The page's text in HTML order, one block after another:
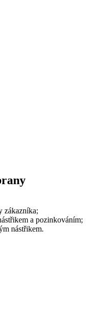
zákazníka;
a pozinkováním;
nástřikem.